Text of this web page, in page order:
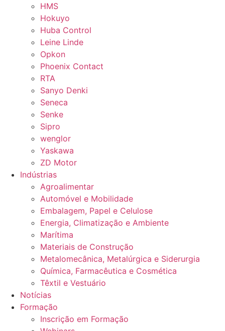
HMS
Hokuyo
Huba Control
Leine Linde
Opkon
Phoenix Contact
RTA
Sanyo Denki
Seneca
Senke
Sipro
wenglor
Yaskawa
ZD Motor
Indústrias
Agroalimentar
Automóvel e Mobilidade
Embalagem, Papel e Celulose
Energia, Climatização e Ambiente
Marítima
Materiais de Construção
Metalomecânica, Metalúrgica e Siderurgia
Química, Farmacêutica e Cosmética
Têxtil e Vestuário
Notícias
Formação
Inscrição em Formação